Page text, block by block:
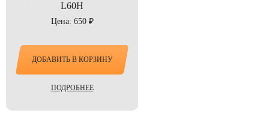
L60H
Цена: 650 ₽
ДОБАВИТЬ В КОРЗИНУ
ПОДРОБНЕЕ